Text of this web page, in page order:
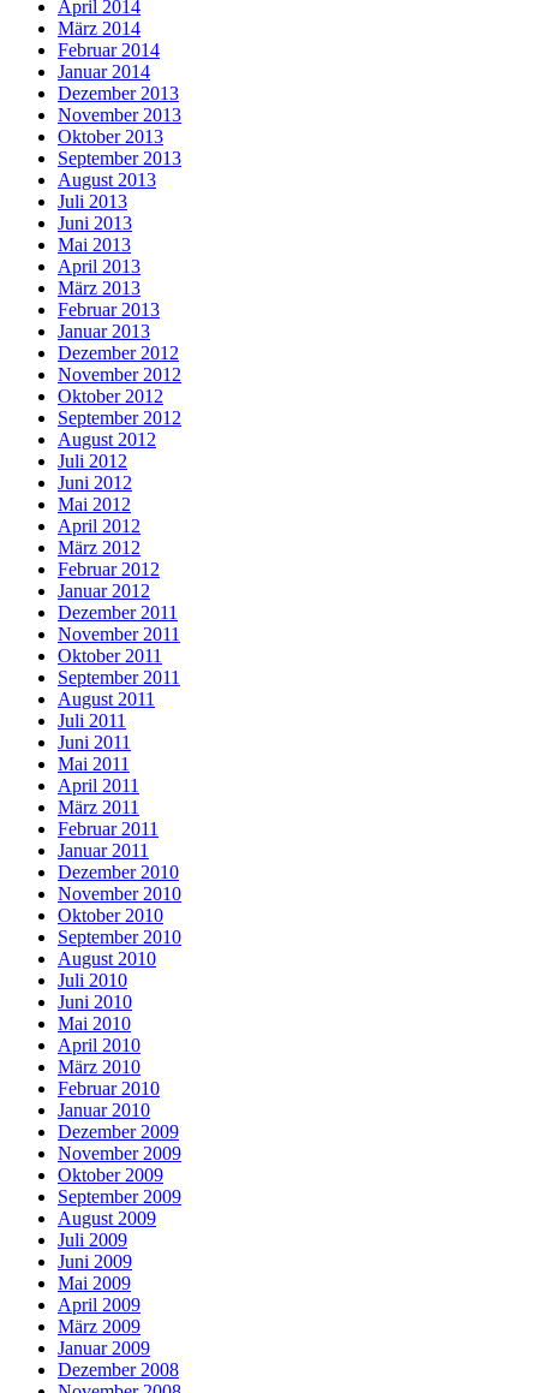
April 2014
März 2014
Februar 2014
Januar 2014
Dezember 2013
November 2013
Oktober 2013
September 2013
August 2013
Juli 2013
Juni 2013
Mai 2013
April 2013
März 2013
Februar 2013
Januar 2013
Dezember 2012
November 2012
Oktober 2012
September 2012
August 2012
Juli 2012
Juni 2012
Mai 2012
April 2012
März 2012
Februar 2012
Januar 2012
Dezember 2011
November 2011
Oktober 2011
September 2011
August 2011
Juli 2011
Juni 2011
Mai 2011
April 2011
März 2011
Februar 2011
Januar 2011
Dezember 2010
November 2010
Oktober 2010
September 2010
August 2010
Juli 2010
Juni 2010
Mai 2010
April 2010
März 2010
Februar 2010
Januar 2010
Dezember 2009
November 2009
Oktober 2009
September 2009
August 2009
Juli 2009
Juni 2009
Mai 2009
April 2009
März 2009
Januar 2009
Dezember 2008